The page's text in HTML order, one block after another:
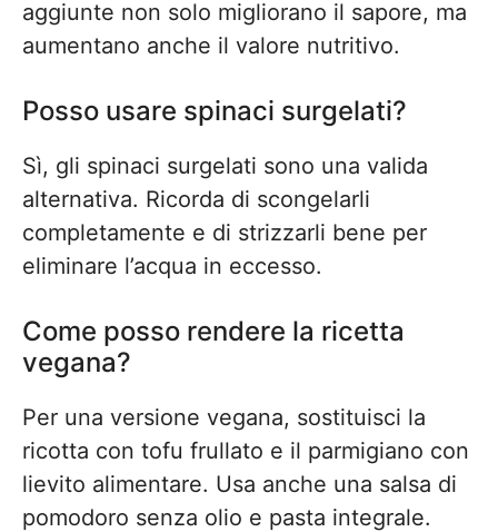
aggiunte non solo migliorano il sapore, ma
aumentano anche il valore nutritivo.
Posso usare spinaci surgelati?
Sì, gli spinaci surgelati sono una valida
alternativa. Ricorda di scongelarli
completamente e di strizzarli bene per
eliminare l’acqua in eccesso.
Come posso rendere la ricetta
vegana?
Per una versione vegana, sostituisci la
ricotta con tofu frullato e il parmigiano con
lievito alimentare. Usa anche una salsa di
pomodoro senza olio e pasta integrale.